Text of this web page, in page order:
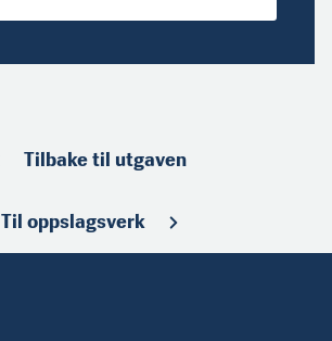
Tilbake til utgaven
Til oppslagsverk